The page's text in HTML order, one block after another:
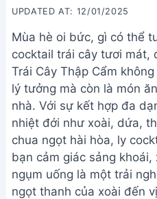
UPDATED AT: 12/01/2025
Mùa hè oi bức, gì có thể
cocktail trái cây tươi mát,
Trái Cây Thập Cẩm
lý tưởng mà còn là món
nhà. Với sự kết hợp đa
nhiệt đới như xoài, dứa,
chua ngọt hài hòa, ly
bạn cảm giác sảng
ngụm uống là một trải
ngọt thanh của xoài đến